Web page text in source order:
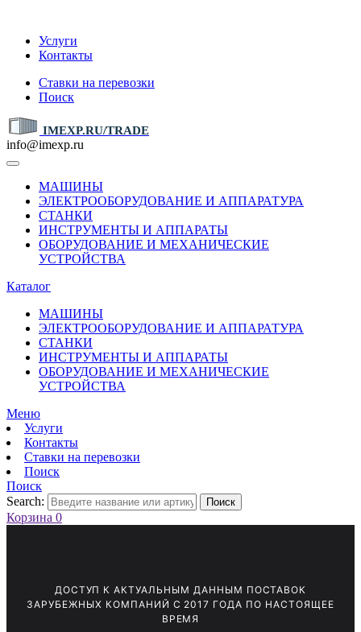
Услуги
Контакты
Ставки на перевозки
Поиск
IMEXP.RU/TRADE
info@imexp.ru
МАШИНЫ
ЭЛЕКТРООБОРУДОВАНИЕ И АППАРАТУРА
СТАНКИ
ИНСТРУМЕНТЫ И АППАРАТЫ
ОБОРУДОВАНИЕ И МЕХАНИЧЕСКИЕ
УСТРОЙСТВА
Каталог
МАШИНЫ
ЭЛЕКТРООБОРУДОВАНИЕ И АППАРАТУРА
СТАНКИ
ИНСТРУМЕНТЫ И АППАРАТЫ
ОБОРУДОВАНИЕ И МЕХАНИЧЕСКИЕ
УСТРОЙСТВА
Меню
Услуги
Контакты
Ставки на перевозки
Поиск
Поиск
Search:
Поиск
Корзина 0
ДОСТУП К АКТУАЛЬНЫМ ДАННЫМ ПОСТАВОК
ЗАРУБЕЖНЫХ КОМПАНИЙ С 2017 ГОДА ПО НАСТОЯЩЕЕ
ВРЕМЯ